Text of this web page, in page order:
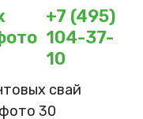
+7 (495)
104-37-
10